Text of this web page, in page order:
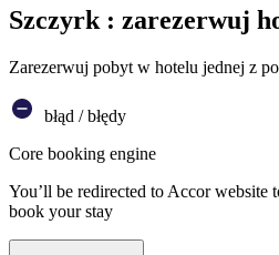
Szczyrk : zarezerwuj
Zarezerwuj pobyt w hotelu jednej z
błąd / błędy
Core booking engine
You’ll be redirected to Accor website
book your stay